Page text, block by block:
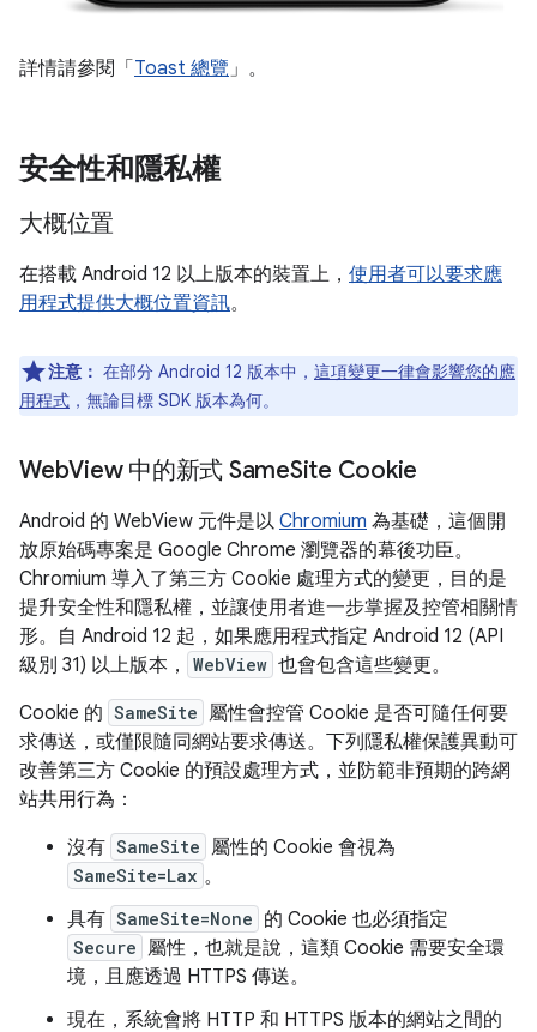
詳情請參閱「Toast 總覽 」。
安全性和隱私權
大概位置
在搭載 Android 12 以上版本的裝置上， 使用者可以要求應
用程式提供大概位置資訊。
注意： 在部分 Android 12 版本中， 這項變更一律會影響您的應
用程式 ，無論目標 SDK 版本為何。
WebView 中的新式 SameSite Cookie
Android 的 WebView 元件是以 Chromium 為基礎，這個開
放原始碼專案是 Google Chrome 瀏覽器的幕後功臣。
Chromium 導入了第三方 Cookie 處理方式的變更，目的是
提升安全性和隱私權，並讓使用者進一步掌握及控管相關情
形。自 Android 12 起，如果應用程式指定 Android 12 (API
級別 31) 以上版本，
WebView 也會包含這些變更。
Cookie 的 SameSite 屬性會控管 Cookie 是否可隨任何要
求傳送，或僅限隨同網站要求傳送。下列隱私權保護異動可
改善第三方 Cookie 的預設處理方式，並防範非預期的跨網
站共用行為：
沒有 SameSite 屬性的 Cookie 會視為
SameSite=Lax 。
具有 SameSite=None 的 Cookie 也必須指定
Secure 屬性，也就是說，這類 Cookie 需要安全環
境，且應透過 HTTPS 傳送。
現在，系統會將 HTTP 和 HTTPS 版本的網站之間的